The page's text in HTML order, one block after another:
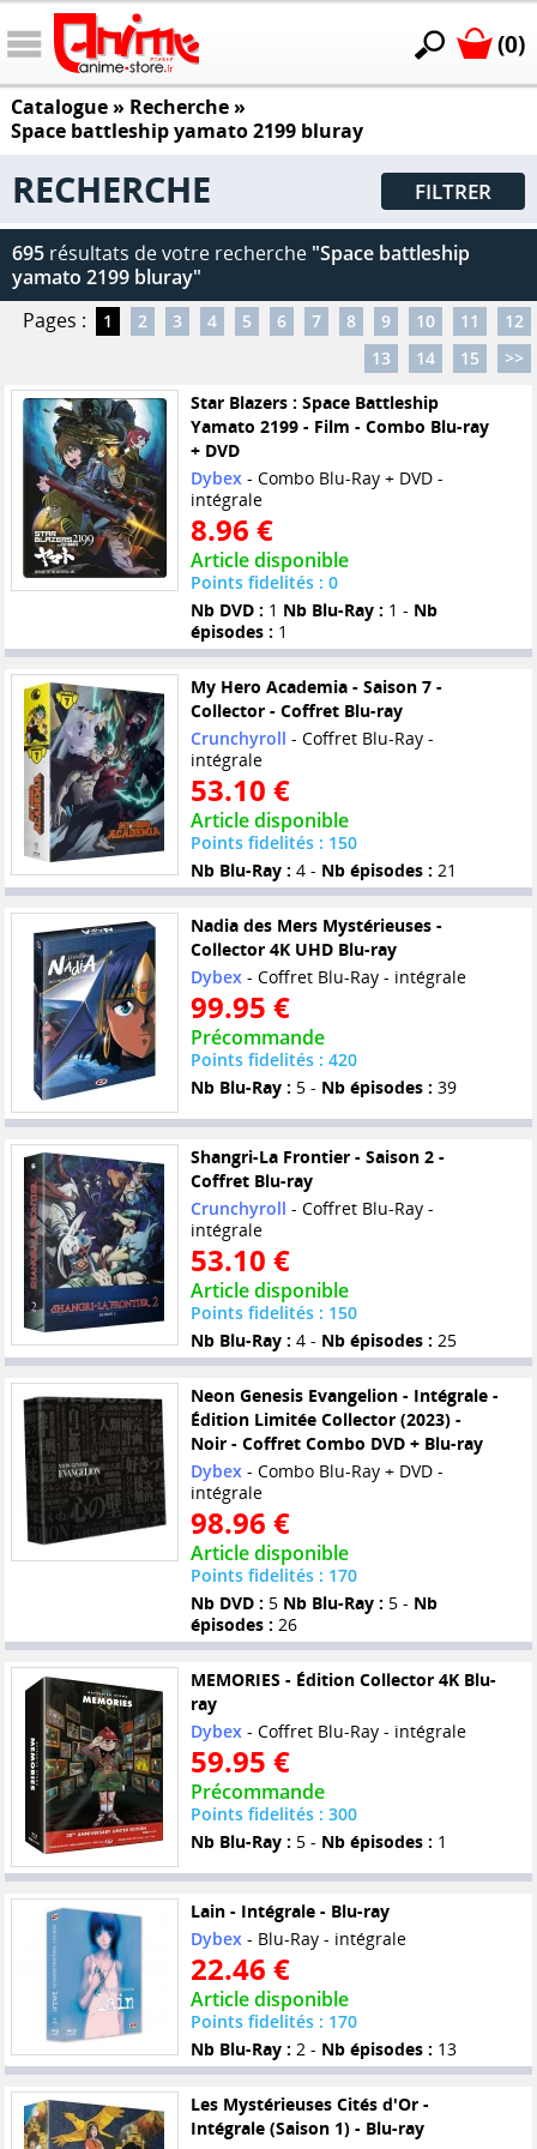
(0)
Catalogue» Recherche »
Space battleship yamato 2199 bluray
RECHERCHE FILTRER
695 résultats de votre recherche "Space battleship
yamato 2199 bluray"
Pages :
1 2 3 4 5 6 7 8 9 10 11
12
13
14 15
>>
Star Blazers : Space Battleship
Yamato 2199 - Film - Combo Blu-ray
+ DVD
Dybex- Combo Blu-Ray + DVD -
intégrale
8.96 €
Article disponible
Points fidelités : 0
Nb DVD : 1 Nb Blu-Ray : 1 - Nb
épisodes : 1
My Hero Academia - Saison 7 -
Collector - Coffret Blu-ray
Crunchyroll - Coffret Blu-Ray -
intégrale
53.10 €
Article disponible
Points fidelités : 150
Nb Blu-Ray : 4 - Nb épisodes : 21
Nadia des Mers Mystérieuses -
Collector 4K UHD Blu-ray
Dybex- Coffret Blu-Ray - intégrale
99.95 €
Précommande
Points fidelités : 420
Nb Blu-Ray : 5 - Nb épisodes : 39
Shangri-La Frontier - Saison 2 -
Coffret Blu-ray
Crunchyroll - Coffret Blu-Ray -
intégrale
53.10 €
Article disponible
Points fidelités : 150
Nb Blu-Ray : 4 - Nb épisodes : 25
Neon Genesis Evangelion - Intégrale -
Édition Limitée Collector (2023) -
Noir - Coffret Combo DVD + Blu-ray
Dybex- Combo Blu-Ray + DVD -
intégrale
98.96 €
Article disponible
Points fidelités : 170
Nb DVD : 5 Nb Blu-Ray : 5 - Nb
épisodes : 26
MEMORIES - Édition Collector 4K Blu-
ray
Dybex- Coffret Blu-Ray - intégrale
59.95 €
Précommande
Points fidelités : 300
Nb Blu-Ray : 5 - Nb épisodes : 1
Lain - Intégrale - Blu-ray
Dybex- Blu-Ray - intégrale
22.46 €
Article disponible
Points fidelités : 170
Nb Blu-Ray : 2 - Nb épisodes : 13
Les Mystérieuses Cités d'Or -
Intégrale (Saison 1) - Blu-ray